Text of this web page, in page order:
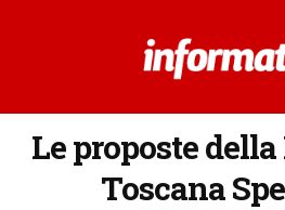
Le proposte
Toscana